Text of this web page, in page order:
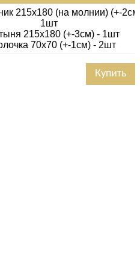
215х180 (на молнии) (+-
1шт
215х180 (+-3см) - 1шт
70х70 (+-1см) - 2шт
Купить